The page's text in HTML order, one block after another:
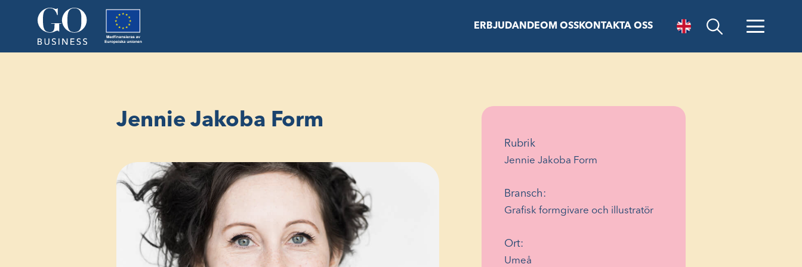
ERBJUDANDEOM OSSKONTAKTA OSS
Öppna sök
-
Jennie Jakoba Form
Rubrik
Jennie Jakoba Form
Bransch:
Grafisk formgivare och illustratör
Ort:
Umeå